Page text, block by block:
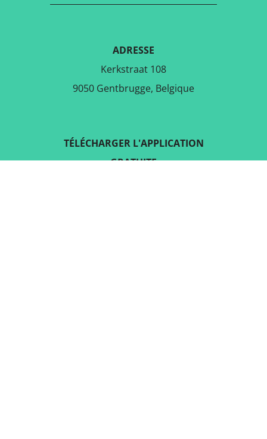
ADRESSE
Kerkstraat 108
9050 Gentbrugge, Belgique
TÉLÉCHARGER L'APPLICATION
GRATUITE